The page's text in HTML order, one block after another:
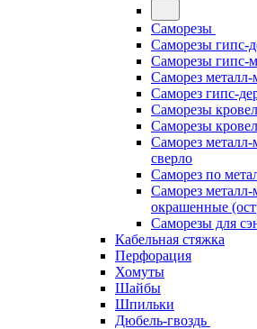
Саморезы
Саморезы гипс-
Саморезы гипс-
Саморез металл-
Саморез гипс-
Саморезы
Саморезы
Саморез
сверло
Саморез по
Саморез
окрашенные
Саморезы для
Кабельная стяжка
Перфорация
Хомуты
Шайбы
Шпильки
Дюбель-гвоздь